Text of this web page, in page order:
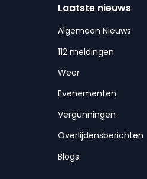
Laatste nieuws
Algemeen Nieuws
112 meldingen
Weer
Evenementen
Vergunningen
Overlijdensberichten
Blogs